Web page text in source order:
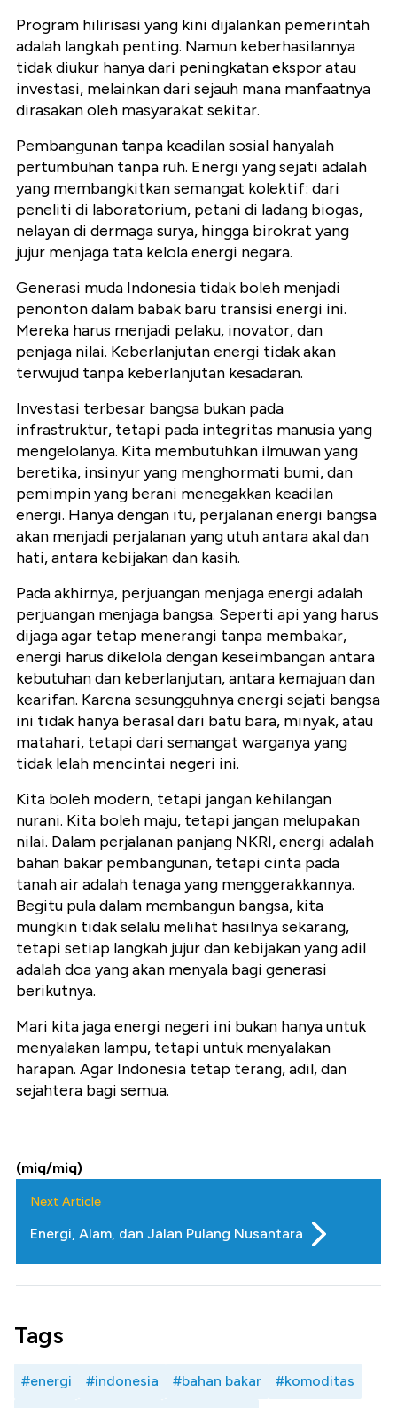
Program hilirisasi yang kini dijalankan pemerintah
adalah langkah penting. Namun keberhasilannya
tidak diukur hanya dari peningkatan ekspor atau
investasi, melainkan dari sejauh mana manfaatnya
dirasakan oleh masyarakat sekitar.
Pembangunan tanpa keadilan sosial hanyalah
pertumbuhan tanpa ruh. Energi yang sejati adalah
yang membangkitkan semangat kolektif: dari
peneliti di laboratorium, petani di ladang biogas,
nelayan di dermaga surya, hingga birokrat yang
jujur menjaga tata kelola energi negara.
Generasi muda Indonesia tidak boleh menjadi
penonton dalam babak baru transisi energi ini.
Mereka harus menjadi pelaku, inovator, dan
penjaga nilai. Keberlanjutan energi tidak akan
terwujud tanpa keberlanjutan kesadaran.
Investasi terbesar bangsa bukan pada
infrastruktur, tetapi pada integritas manusia yang
mengelolanya. Kita membutuhkan ilmuwan yang
beretika, insinyur yang menghormati bumi, dan
pemimpin yang berani menegakkan keadilan
energi. Hanya dengan itu, perjalanan energi bangsa
akan menjadi perjalanan yang utuh antara akal dan
hati, antara kebijakan dan kasih.
Pada akhirnya, perjuangan menjaga energi adalah
perjuangan menjaga bangsa. Seperti api yang harus
dijaga agar tetap menerangi tanpa membakar,
energi harus dikelola dengan keseimbangan antara
kebutuhan dan keberlanjutan, antara kemajuan dan
kearifan. Karena sesungguhnya energi sejati bangsa
ini tidak hanya berasal dari batu bara, minyak, atau
matahari, tetapi dari semangat warganya yang
tidak lelah mencintai negeri ini.
Kita boleh modern, tetapi jangan kehilangan
nurani. Kita boleh maju, tetapi jangan melupakan
nilai. Dalam perjalanan panjang NKRI, energi adalah
bahan bakar pembangunan, tetapi cinta pada
tanah air adalah tenaga yang menggerakkannya.
Begitu pula dalam membangun bangsa, kita
mungkin tidak selalu melihat hasilnya sekarang,
tetapi setiap langkah jujur dan kebijakan yang adil
adalah doa yang akan menyala bagi generasi
berikutnya.
Mari kita jaga energi negeri ini bukan hanya untuk
menyalakan lampu, tetapi untuk menyalakan
harapan. Agar Indonesia tetap terang, adil, dan
sejahtera bagi semua.
(miq/miq)
Next Article
Energi, Alam, dan Jalan Pulang Nusantara
Tags
#energi #indonesia #bahan bakar #komoditas